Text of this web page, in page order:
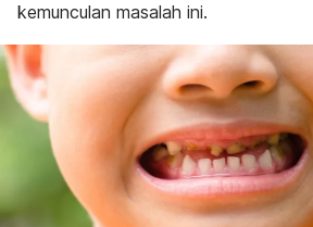
kemunculan masalah ini.